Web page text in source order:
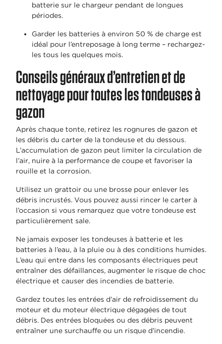
batterie sur le chargeur pendant de longues
périodes.
Garder les batteries à environ 50 % de charge est
idéal pour l’entreposage à long terme – rechargez-
les tous les quelques mois.
Conseils généraux d’entretien et de
nettoyage pour toutes les tondeuses à
gazon
Après chaque tonte, retirez les rognures de gazon et
les débris du carter de la tondeuse et du dessous.
L’accumulation de gazon peut limiter la circulation de
l’air, nuire à la performance de coupe et favoriser la
rouille et la corrosion.
Utilisez un grattoir ou une brosse pour enlever les
débris incrustés. Vous pouvez aussi rincer le carter à
l’occasion si vous remarquez que votre tondeuse est
particulièrement sale.
Ne jamais exposer les tondeuses à batterie et les
batteries à l’eau, à la pluie ou à des conditions humides.
L’eau qui entre dans les composants électriques peut
entraîner des défaillances, augmenter le risque de choc
électrique et causer des incendies de batterie.
Gardez toutes les entrées d’air de refroidissement du
moteur et du moteur électrique dégagées de tout
débris. Des entrées bloquées ou des débris peuvent
entraîner une surchauffe ou un risque d’incendie.